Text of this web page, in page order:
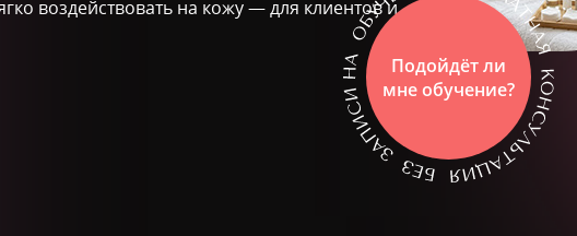
воздействовать на кожу — для клиентов и
Подойдёт ли
мне обучение?